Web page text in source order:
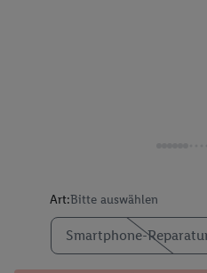
Art:Bitte auswählen
Smartphone-